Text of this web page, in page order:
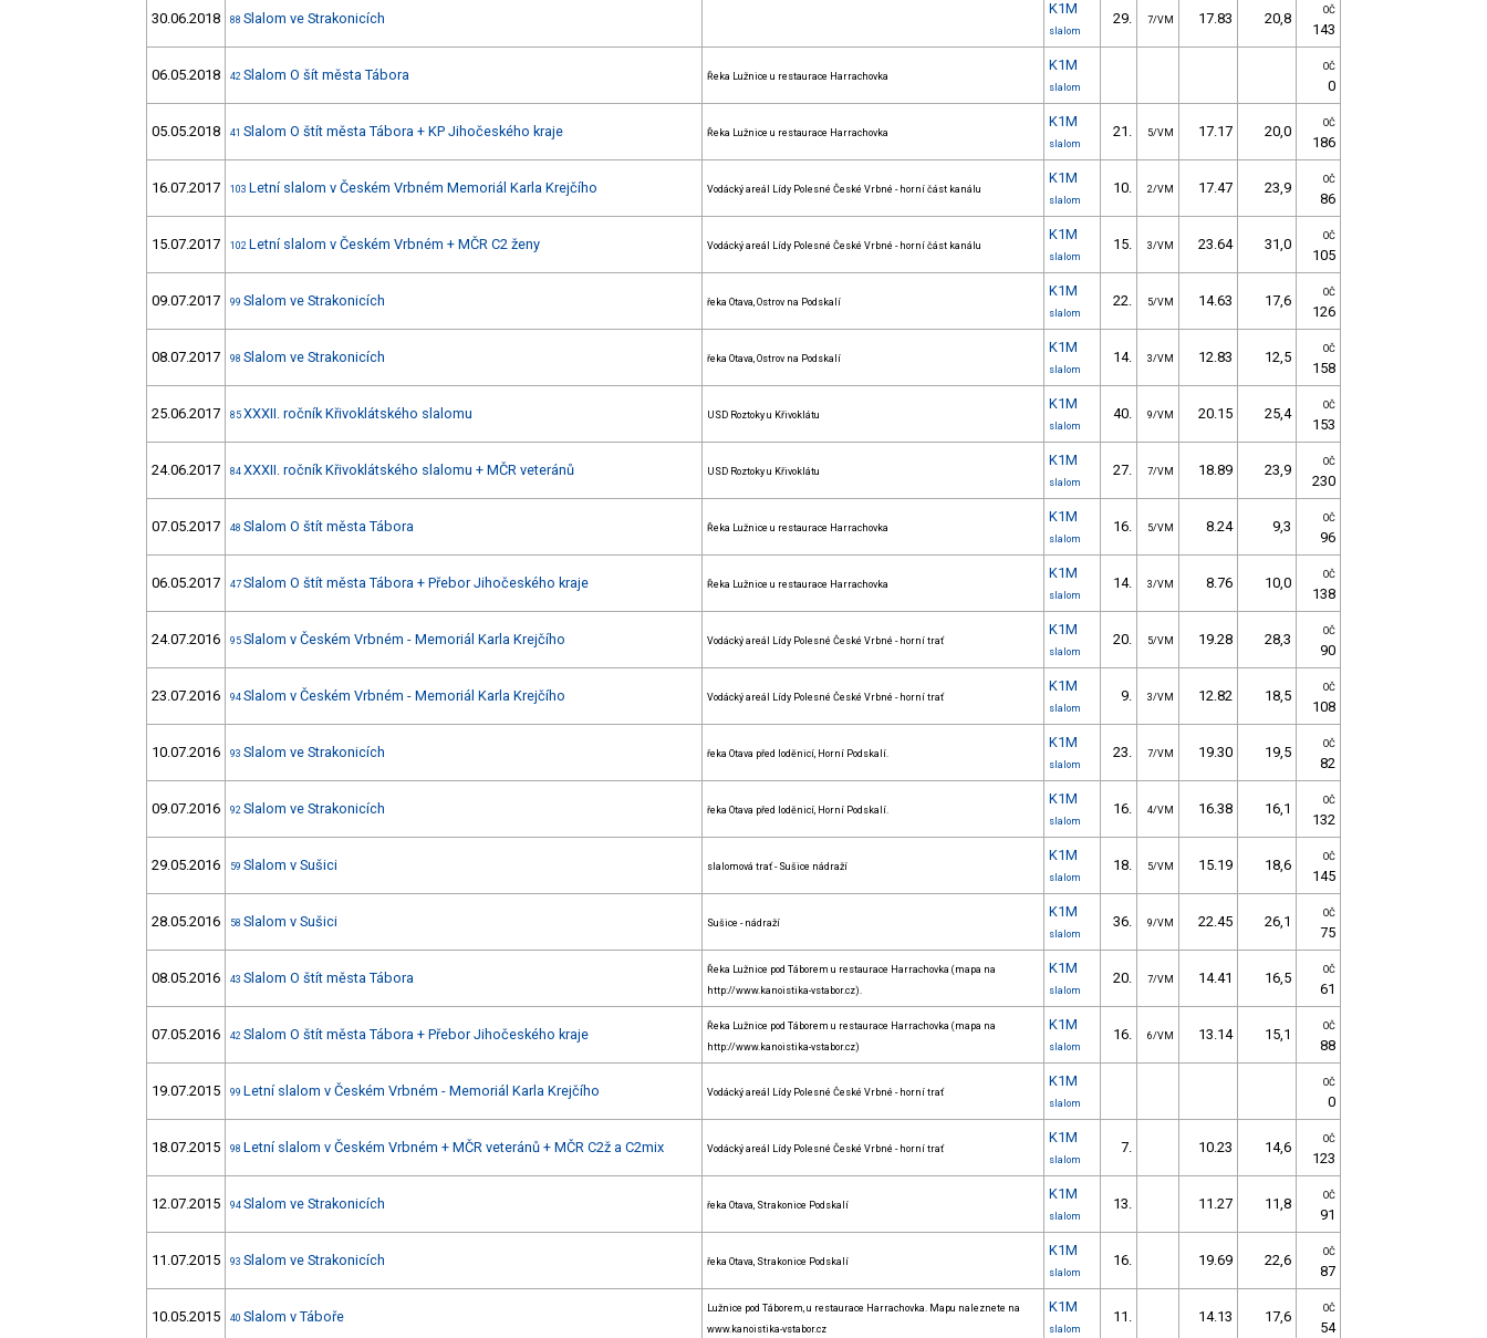
30.06.2018 88 Slalom ve Strakonicích
K1M
slalom
29. 7/VM 17.83 20,8 OČ
143
06.05.2018 42 Slalom O šít města Tábora Řeka Lužnice u restaurace Harrachovka
K1M
slalom
OČ
0
05.05.2018 41 Slalom O štít města Tábora + KP Jihočeského kraje Řeka Lužnice u restaurace Harrachovka
K1M
slalom
21. 5/VM 17.17 20,0 OČ
186
16.07.2017 103 Letní slalom v Českém Vrbném Memoriál Karla Krejčího Vodácký areál Lídy Polesné České Vrbné - horní část kanálu
K1M
slalom
10. 2/VM 17.47 23,9 OČ
86
15.07.2017 102 Letní slalom v Českém Vrbném + MČR C2 ženy Vodácký areál Lídy Polesné České Vrbné - horní část kanálu
K1M
slalom
15. 3/VM 23.64 31,0 OČ
105
09.07.2017 99 Slalom ve Strakonicích řeka Otava, Ostrov na Podskalí
K1M
slalom
22. 5/VM 14.63 17,6 OČ
126
08.07.2017 98 Slalom ve Strakonicích řeka Otava, Ostrov na Podskalí
K1M
slalom
14. 3/VM 12.83 12,5 OČ
158
25.06.2017 85 XXXII. ročník Křivoklátského slalomu USD Roztoky u Křivoklátu
K1M
slalom
40. 9/VM 20.15 25,4 OČ
153
24.06.2017 84 XXXII. ročník Křivoklátského slalomu + MČR veteránů USD Roztoky u Křivoklátu
K1M
slalom
27. 7/VM 18.89 23,9 OČ
230
07.05.2017 48 Slalom O štít města Tábora Řeka Lužnice u restaurace Harrachovka
K1M
slalom
16. 5/VM 8.24 9,3 OČ
96
06.05.2017 47 Slalom O štít města Tábora + Přebor Jihočeského kraje Řeka Lužnice u restaurace Harrachovka
K1M
slalom
14. 3/VM 8.76 10,0 OČ
138
24.07.2016 95 Slalom v Českém Vrbném - Memoriál Karla Krejčího Vodácký areál Lídy Polesné České Vrbné - horní trať
K1M
slalom
20. 5/VM 19.28 28,3 OČ
90
23.07.2016 94 Slalom v Českém Vrbném - Memoriál Karla Krejčího Vodácký areál Lídy Polesné České Vrbné - horní trať
K1M
slalom
9. 3/VM 12.82 18,5 OČ
108
10.07.2016 93 Slalom ve Strakonicích řeka Otava před loděnicí, Horní Podskalí.
K1M
slalom
23. 7/VM 19.30 19,5 OČ
82
09.07.2016 92 Slalom ve Strakonicích řeka Otava před loděnicí, Horní Podskalí.
K1M
slalom
16. 4/VM 16.38 16,1 OČ
132
29.05.2016 59 Slalom v Sušici slalomová trať - Sušice nádraží
K1M
slalom
18. 5/VM 15.19 18,6 OČ
145
28.05.2016 58 Slalom v Sušici Sušice - nádraží
K1M
slalom
36. 9/VM 22.45 26,1 OČ
75
08.05.2016 43 Slalom O štít města Tábora
Řeka Lužnice pod Táborem u restaurace Harrachovka (mapa na
http://www.kanoistika-vstabor.cz).
K1M
slalom
20. 7/VM 14.41 16,5 OČ
61
07.05.2016 42 Slalom O štít města Tábora + Přebor Jihočeského kraje
Řeka Lužnice pod Táborem u restaurace Harrachovka (mapa na
http://www.kanoistika-vstabor.cz)
K1M
slalom
16. 6/VM 13.14 15,1 OČ
88
19.07.2015 99 Letní slalom v Českém Vrbném - Memoriál Karla Krejčího Vodácký areál Lídy Polesné České Vrbné - horní trať
K1M
slalom
OČ
0
18.07.2015 98 Letní slalom v Českém Vrbném + MČR veteránů + MČR C2ž a C2mix Vodácký areál Lídy Polesné České Vrbné - horní trať
K1M
slalom
7. 10.23 14,6 OČ
123
12.07.2015 94 Slalom ve Strakonicích řeka Otava, Strakonice Podskalí
K1M
slalom
13. 11.27 11,8 OČ
91
11.07.2015 93 Slalom ve Strakonicích řeka Otava, Strakonice Podskalí
K1M
slalom
16. 19.69 22,6 OČ
87
10.05.2015 40 Slalom v Táboře
Lužnice pod Táborem, u restaurace Harrachovka. Mapu naleznete na
www.kanoistika-vstabor.cz
K1M
slalom
11. 14.13 17,6 OČ
54